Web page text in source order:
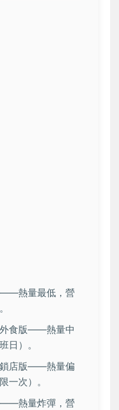
——熱量最低，營
外食版——熱量中
日）。
鎖店版——熱量偏
一次）。
——熱量炸彈，營